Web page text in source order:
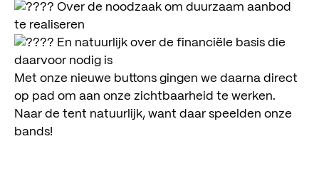
kijk & luister
agenda
steunen
over ons
contact
Over de noodzaak om duurzaam aanbod
te realiseren
En natuurlijk over de financiële basis die
daarvoor nodig is
Met onze nieuwe buttons gingen we daarna direct
op pad om aan onze zichtbaarheid te werken.
Naar de tent natuurlijk, want daar speelden onze
bands!